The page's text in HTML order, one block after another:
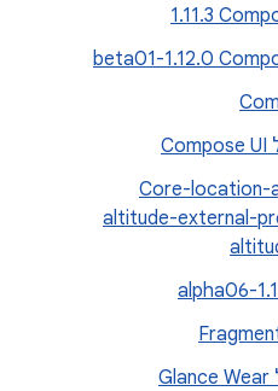
Core-location-
altitude-external-